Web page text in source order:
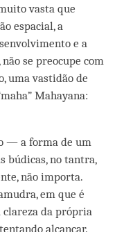
vasta que
espacial, a
e a
se preocupe com
uma vastidão de
Mahayana:
— a forma de um
búdicas, no tantra,
não importa.
em que é
clareza da própria
alcançar.